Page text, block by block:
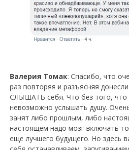
Валерия Томак: Спасибо, что
раз повторяя и разъясняя
СЛЫШАТЬ себя. Что без того, что
невозможно услышать душу.
занят либо прошлым, либо
настоящем надо мозг включать
еще лучшего будущего. Но здесь